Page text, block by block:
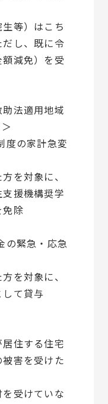
等）はこち
し、既に令
減免）を受
法適用地域
度の家計急変
を対象に、
援機構奨学
免除
の緊急・応急
を対象に、
て貸与
住する住宅
害を受けた
受けていな